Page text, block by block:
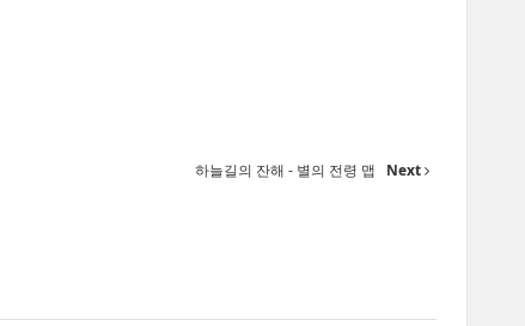
하늘길의 잔해 - 별의 전령 맵 Next